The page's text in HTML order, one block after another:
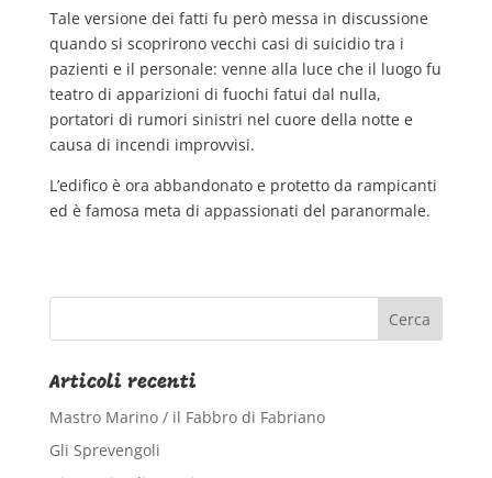
Tale versione dei fatti fu però messa in discussione
quando si scoprirono vecchi casi di suicidio tra i
pazienti e il personale: venne alla luce che il luogo fu
teatro di apparizioni di fuochi fatui dal nulla,
portatori di rumori sinistri nel cuore della notte e
causa di incendi improvvisi.
L’edifico è ora abbandonato e protetto da rampicanti
ed è famosa meta di appassionati del paranormale.
Articoli recenti
Mastro Marino / il Fabbro di Fabriano
Gli Sprevengoli